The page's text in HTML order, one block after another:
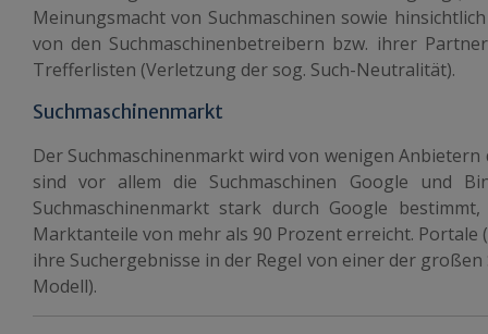
Meinungsmacht von Suchmaschinen sowie
von den Suchmaschinenbetreibern bzw. ihrer
Trefferlisten (Verletzung der sog. Such-Neutralität).
Suchmaschinenmarkt
Der Suchmaschinenmarkt wird von wenigen
sind vor allem die Suchmaschinen Google und
Suchmaschinenmarkt stark durch Google
Marktanteile von mehr als 90 Prozent erreicht. Portale
ihre Suchergebnisse in der Regel von einer der
Modell).